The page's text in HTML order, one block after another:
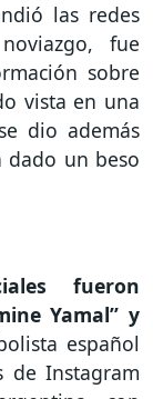
las redes
fue
sobre
vista en una
dio además
dado un beso
fueron
Yamal” y
español
de Instagram